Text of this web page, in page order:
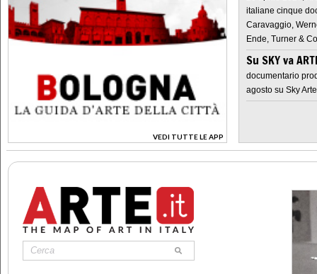
VEDI TUTTE LE APP
>
italiane cinque
Caravaggio,
Ende, Turner &
Su SKY va
documentario
agosto su Sky Arte